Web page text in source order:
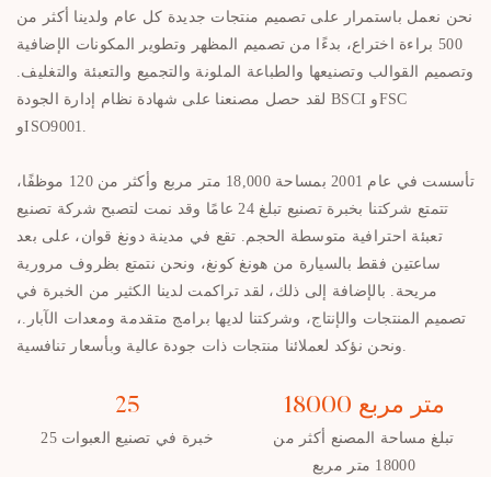
نحن نعمل باستمرار على تصميم منتجات جديدة كل عام ولدينا أكثر من
500 براءة اختراع، بدءًا من تصميم المظهر وتطوير المكونات الإضافية
وتصميم القوالب وتصنيعها والطباعة الملونة والتجميع والتعبئة والتغليف.
لقد حصل مصنعنا على شهادة نظام إدارة الجودة BSCI وFSC
وISO9001.
تأسست في عام 2001 بمساحة 18,000 متر مربع وأكثر من 120 موظفًا،
تتمتع شركتنا بخبرة تصنيع تبلغ 24 عامًا وقد نمت لتصبح شركة تصنيع
تعبئة احترافية متوسطة الحجم. تقع في مدينة دونغ قوان، على بعد
ساعتين فقط بالسيارة من هونغ كونغ، ونحن نتمتع بظروف مرورية
مريحة. بالإضافة إلى ذلك، لقد تراكمت لدينا الكثير من الخبرة في
تصميم المنتجات والإنتاج، وشركتنا لديها برامج متقدمة ومعدات الآبار.،
25
25 خبرة في تصنيع العبوات
18000 متر مربع
تبلغ مساحة المصنع أكثر من
18000 متر مربع